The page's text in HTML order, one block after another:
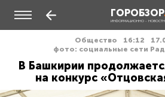
ГОРОБЗОР
ИНФОРМАЦИОННО -
Общество 16:12
фото: социальные сети
В Башкирии
на конкурс